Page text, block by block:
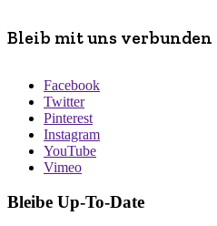
Bleib mit uns verbunden
Facebook
Twitter
Pinterest
Instagram
YouTube
Vimeo
Bleibe Up-To-Date